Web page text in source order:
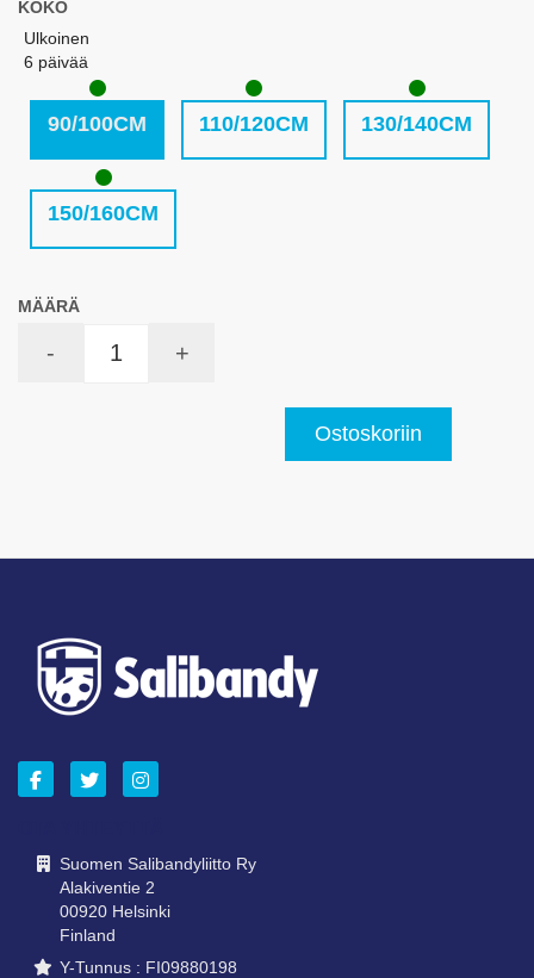
KOKO
Ulkoinen
6 päivää
90/100CM 110/120CM 130/140CM
150/160CM
MÄÄRÄ
- +
Ostoskoriin
Suomen Salibandyliitto Ry
Alakiventie 2
00920 Helsinki
Finland
Y-Tunnus : FI09880198